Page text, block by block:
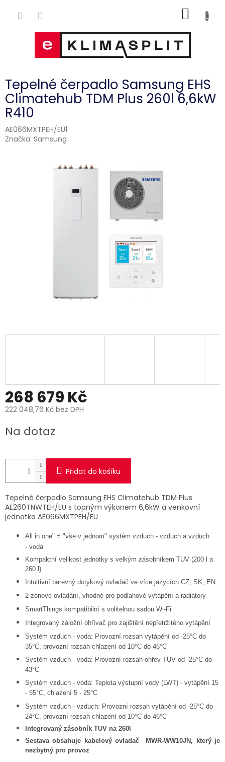
KOŠÍK
Tepelné čerpadlo Samsung EHS
Climatehub TDM Plus 260l 6,6kW
R410
AE066MXTPEH/EU1
Značka: Samsung
268 679 Kč
222 048,76 Kč bez DPH
cena:
Na dotaz
Přidat do košíku
Tepelné čerpadlo Samsung EHS Climatehub TDM Plus
AE260TNWTEH/EU s topným výkonem 6,6kW a venkovní
jednotka AE066MXTPEH/EU
All in one" = "vše v jednom" systém vzduch - vzduch a vzduch
- voda
Kompaktní velikost jednotky s velkým zásobníkem TUV (200 l a
260 l)
Intuitivní barevný dotykový ovladač ve více jazycích CZ, SK, EN
2-zónové ovládání, vhodné pro podlahové vytápění a radiátory
SmartThings kompatibilní s volitelnou sadou Wi-Fi
Integrovaný záložní ohřívač pro zajištění nepřetržitého vytápění
Systém vzduch - voda: Provozní rozsah vytápění od -25°C do
35°C, provozní rozsah chlazení od 10°C do 46°C
Systém vzduch - voda: Provozní rozsah ohřev TUV od -25°C do
43°C
Systém vzduch - voda: Teplota výstupní vody (LWT) - vytápění 15
- 55°C, chlazení 5 - 25°C
Systém vzduch - vzduch: Provozní rozsah vytápění od -25°C do
24°C, provozní rozsah chlazení od 10°C do 46°C
Integrovaný zásobník TUV na 260l
Sestava obsahuje kabelový ovladač MWR-WW10JN, který je
nezbytný pro provoz